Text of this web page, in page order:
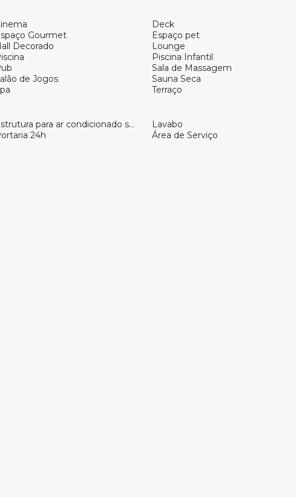
Deck
Gourmet
Espaço pet
Decorado
Lounge
Piscina Infantil
Sala de Massagem
de Jogos
Sauna Seca
Terraço
para ar condicionado split
Lavabo
24h Área de Serviço